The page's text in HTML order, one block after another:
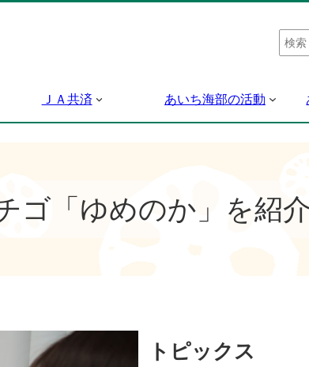
検
索
ＪＡ共済 あいち海部の活動
ゴ「ゆめのか」を紹
トピックス